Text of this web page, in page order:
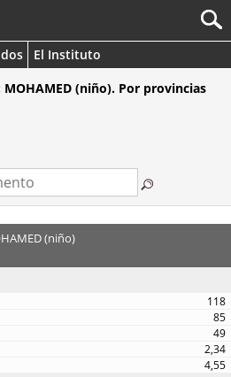
El Instituto
(niño). Por provincias
(niño)
118
85
49
2,34
4,55